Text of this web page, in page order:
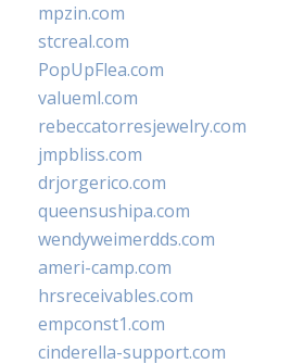
mpzin.com
stcreal.com
PopUpFlea.com
valueml.com
rebeccatorresjewelry.com
jmpbliss.com
drjorgerico.com
queensushipa.com
wendyweimerdds.com
ameri-camp.com
hrsreceivables.com
empconst1.com
cinderella-support.com